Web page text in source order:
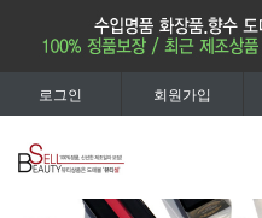
로그인 회원가입